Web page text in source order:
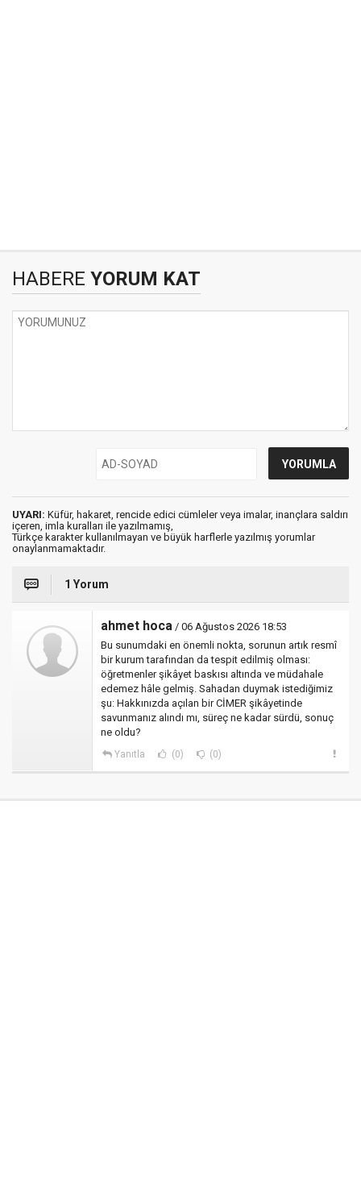
HABERE YORUM KAT
UYARI: Küfür, hakaret, rencide edici cümleler veya imalar, inançlara saldırı
içeren, imla kuralları ile yazılmamış,
Türkçe karakter kullanılmayan ve büyük harflerle yazılmış yorumlar
onaylanmamaktadır.
1 Yorum
ahmet hoca / 06 Ağustos 2026 18:53
Bu sunumdaki en önemli nokta, sorunun artık resmî
bir kurum tarafından da tespit edilmiş olması:
öğretmenler şikâyet baskısı altında ve müdahale
edemez hâle gelmiş. Sahadan duymak istediğimiz
şu: Hakkınızda açılan bir CİMER şikâyetinde
savunmanız alındı mı, süreç ne kadar sürdü, sonuç
ne oldu?
Yanıtla (0) (0)